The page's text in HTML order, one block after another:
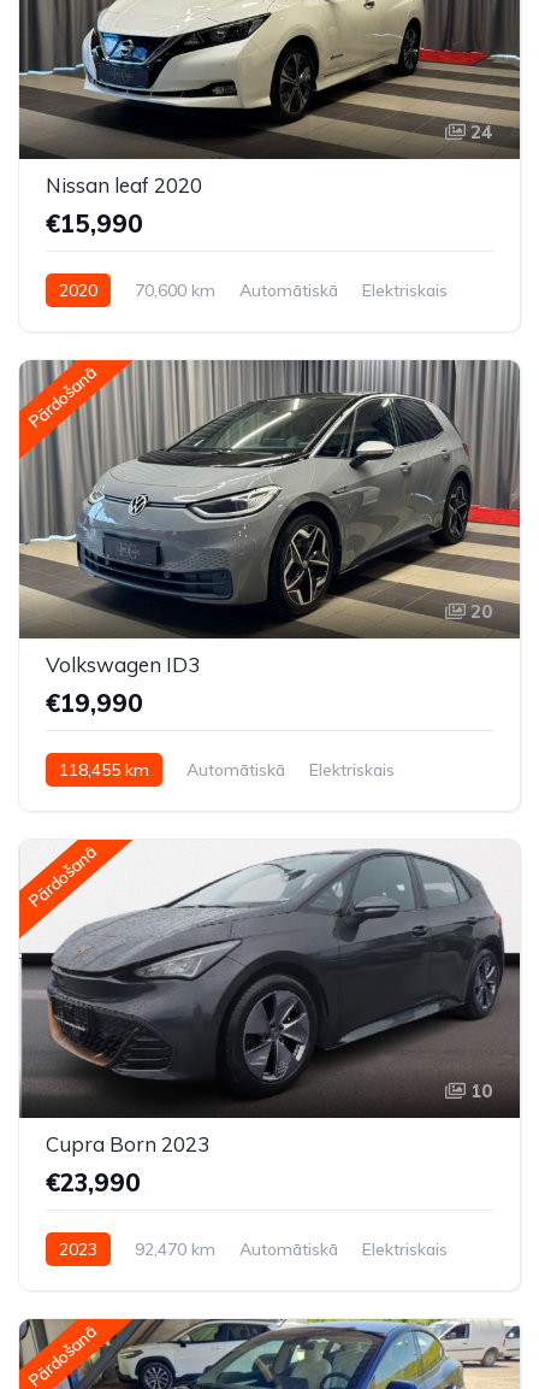
24
Nissan leaf 2020
€15,990
2020 70,600 km Automātiskā
Elektriskais
Pārdošanā
20
Volkswagen ID3
€19,990
118,455 km Automātiskā
Elektriskais
Pārdošanā
10
Cupra Born 2023
€23,990
2023 92,470 km Automātiskā
Elektriskais
Pārdošanā